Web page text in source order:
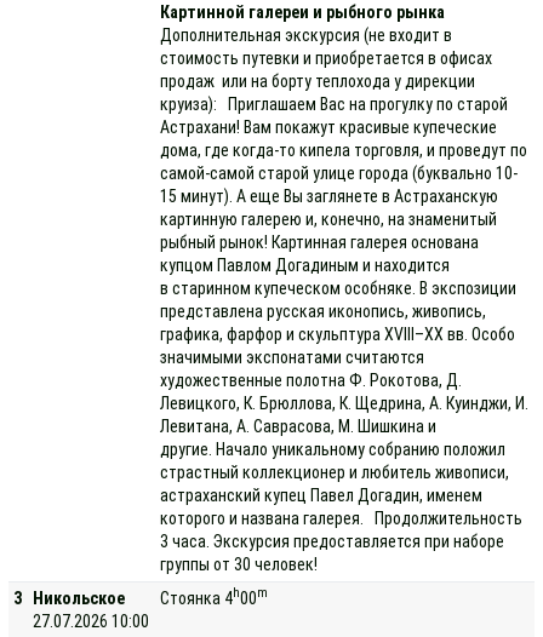
Картинной галереи и рыбного рынка
Дополнительная экскурсия (не входит в
стоимость путевки и приобретается в офисах
продаж или на борту теплохода у дирекции
круиза): Приглашаем Вас на прогулку по старой
Астрахани! Вам покажут красивые купеческие
дома, где когда-то кипела торговля, и проведут по
самой-самой старой улице города (буквально 10-
15 минут). А еще Вы заглянете в Астраханскую
картинную галерею и, конечно, на знаменитый
рыбный рынок! Картинная галерея основана
купцом Павлом Догадиным и находится
в старинном купеческом особняке. В экспозиции
представлена русская иконопись, живопись,
графика, фарфор и скульптура XVIII–XX вв. Особо
значимыми экспонатами считаются
художественные полотна Ф. Рокотова, Д.
Левицкого, К. Брюллова, К. Щедрина, А. Куинджи, И.
Левитана, А. Саврасова, М. Шишкина и
другие. Начало уникальному собранию положил
страстный коллекционер и любитель живописи,
астраханский купец Павел Догадин, именем
которого и названа галерея. Продолжительность
3 часа. Экскурсия предоставляется при наборе
группы от 30 человек!
3
Никольское
27.07.2026 10:00
Стоянка 4h00m